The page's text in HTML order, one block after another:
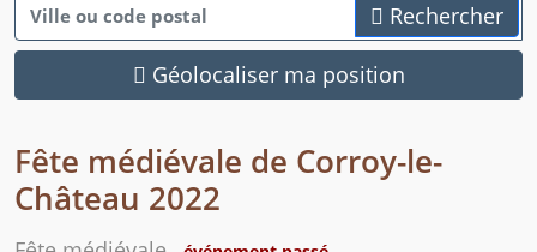
Rechercher
Géolocaliser ma position
Fête médiévale de Corroy-le-
Château 2022